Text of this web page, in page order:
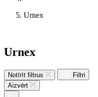
Urnex
Urnex
Notīrīt filtrus
Filtri
Aizvērt